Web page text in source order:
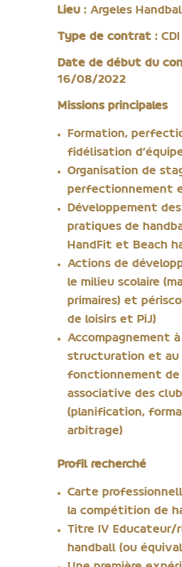
Lieu: Argeles
Type de contrat: CDI
Date de début du
16/08/2022
Missions principales
Formation,
fidélisation
Organisation de
perfectionnement
Développement
pratiques de
HandFit et Beach
Actions de
le milieu scolaire
primaires) et
de loisirs et PiJ)
Accompagnement à
structuration et au
fonctionnement de
associative des
(planification,
arbitrage)
Profil recherché
Carte
la compétition de
Titre IV Educateur/
handball (ou